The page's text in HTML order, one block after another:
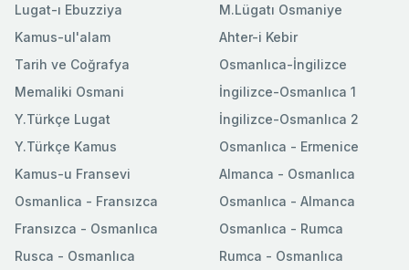
Lugat-ı Ebuzziya
M.Lügatı Osmaniye
Kamus-ul'alam
Tarih ve Coğrafya
Memaliki Osmani
Y.Türkçe Lugat
Y.Türkçe Kamus
Ahter-i Kebir
Osmanlıca-İngilizce
İngilizce-Osmanlıca 1
İngilizce-Osmanlıca 2
Osmanlıca - Ermenice
Kamus-u Fransevi
Osmanlica - Fransızca
Fransızca - Osmanlıca
Rusca - Osmanlıca
Almanca - Osmanlıca
Osmanlıca - Almanca
Osmanlıca - Rumca
Rumca - Osmanlıca